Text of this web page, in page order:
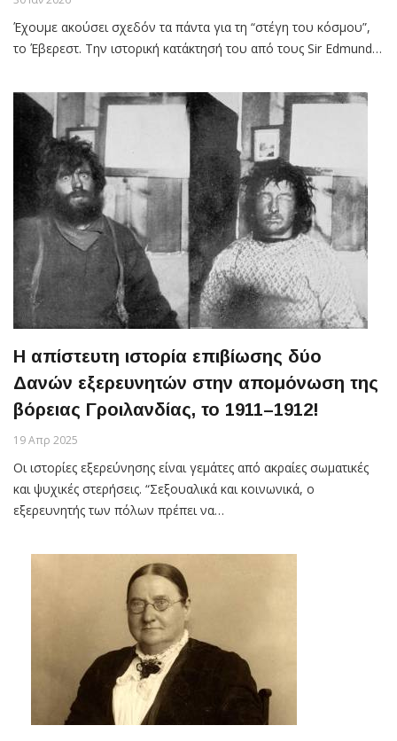
Έχουμε ακούσει σχεδόν τα πάντα για τη “στέγη του κόσμου”,
το Έβερεστ. Την ιστορική κατάκτησή του από τους Sir Edmund…
Η απίστευτη ιστορία επιβίωσης δύο
Δανών εξερευνητών στην απομόνωση της
βόρειας Γροιλανδίας, το 1911–1912!
19 Απρ 2025
Οι ιστορίες εξερεύνησης είναι γεμάτες από ακραίες σωματικές
και ψυχικές στερήσεις. “Σεξουαλικά και κοινωνικά, ο
εξερευνητής των πόλων πρέπει να…